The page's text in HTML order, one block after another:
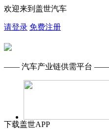
欢迎来到盖世汽车
请登录 免费注册
—— 汽车产业链供需平台
下载盖世APP